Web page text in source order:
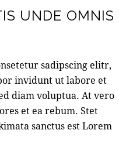
UNDE OMNIS
sadipscing elitr,
invidunt ut labore et
diam voluptua. At vero
et ea rebum. Stet
sanctus est Lorem